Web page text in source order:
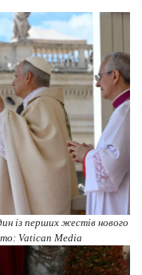
із перших жестів нового
Vatican Media